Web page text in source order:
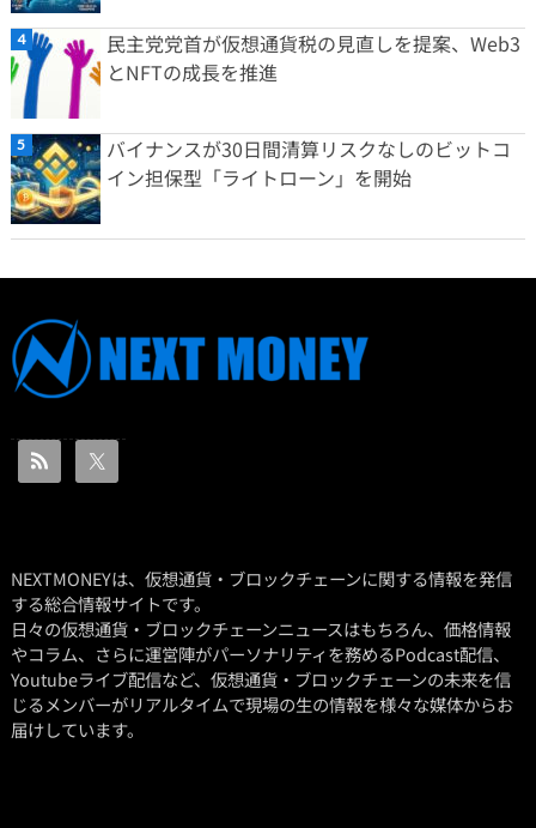
民主党党首が仮想通貨税の見直しを提案、Web3
とNFTの成長を推進
バイナンスが30日間清算リスクなしのビットコ
イン担保型「ライトローン」を開始
NEXTMONEYは、仮想通貨・ブロックチェーンに関する情報を発信
する総合情報サイトです。
日々の仮想通貨・ブロックチェーンニュースはもちろん、価格情報
やコラム、さらに運営陣がパーソナリティを務めるPodcast配信、
Youtubeライブ配信など、仮想通貨・ブロックチェーンの未来を信
じるメンバーがリアルタイムで現場の生の情報を様々な媒体からお
届けしています。